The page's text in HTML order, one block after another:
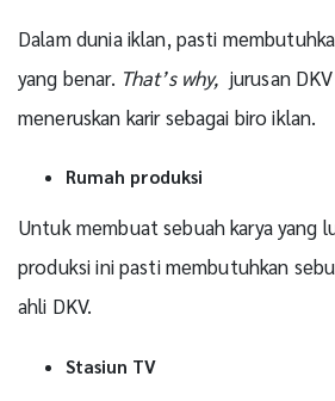
Dalam dunia iklan, pasti
yang benar. That’s why, jurusan
meneruskan karir sebagai biro iklan.
Rumah produksi
Untuk membuat sebuah karya yang
produksi ini pasti membutuhkan
ahli DKV.
Stasiun TV